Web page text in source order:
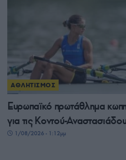
ΑΘΛΗΤΙΣΜΟΣ
Ευρωπαϊκό πρωτάθλημα
για τις Κοντού-
1/08/2026 - 1:12μμ